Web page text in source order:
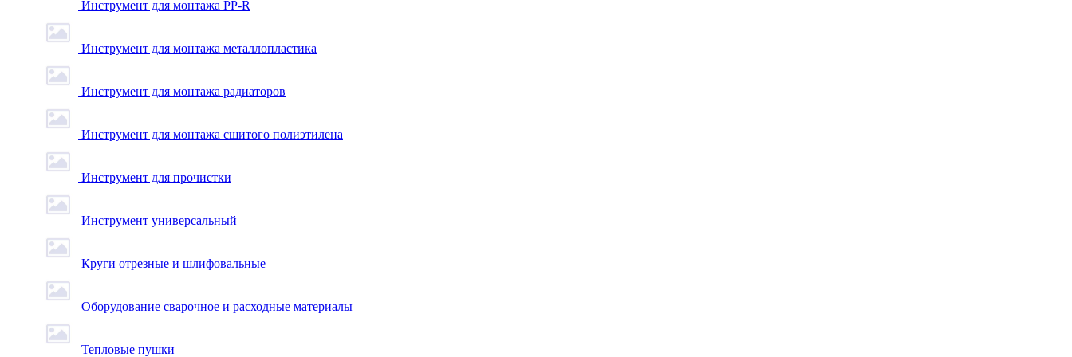
Инструмент для монтажа PP-R
Инструмент для монтажа металлопластика
Инструмент для монтажа радиаторов
Инструмент для монтажа сшитого полиэтилена
Инструмент для прочистки
Инструмент универсальный
Круги отрезные и шлифовальные
Оборудование сварочное и расходные материалы
Тепловые пушки